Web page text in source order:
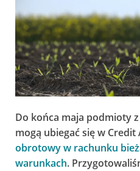
Do końca maja podmioty
mogą ubiegać się w Credit
obrotowy w rachunku
warunkach.